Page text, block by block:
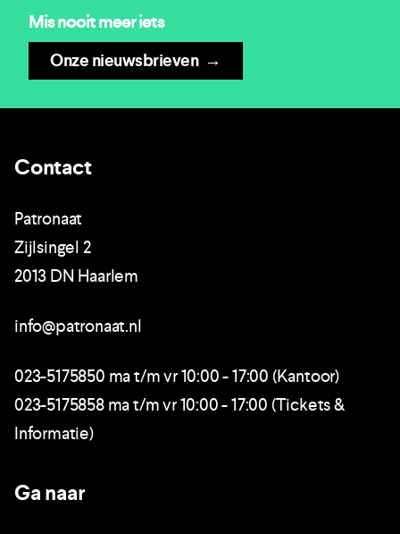
Mis nooit meer iets
Onze nieuwsbrieven→
Contact
Patronaat
Zijlsingel 2
2013 DN Haarlem
info@patronaat.nl
023-5175850 ma t/m vr 10:00 - 17:00 (Kantoor)
023-5175858 ma t/m vr 10:00 - 17:00 (Tickets &
Informatie)
Ga naar